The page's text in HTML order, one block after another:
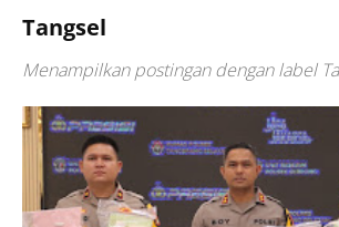
Tangsel
Menampilkan postingan dengan label